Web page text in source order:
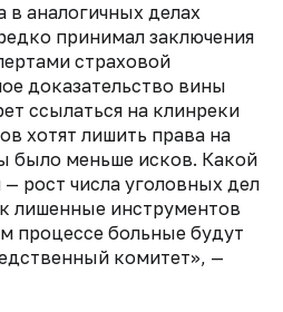
в аналогичных делах
принимал заключения
страховой
доказательство вины
ссылаться на клинреки
хотят лишить права на
было меньше исков. Какой
рост числа уголовных дел
лишенные инструментов
процессе больные будут
комитет», —